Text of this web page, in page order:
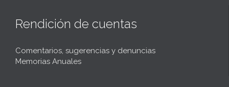
Rendición de cuentas
Comentarios, sugerencias y denuncias
Memorias Anuales